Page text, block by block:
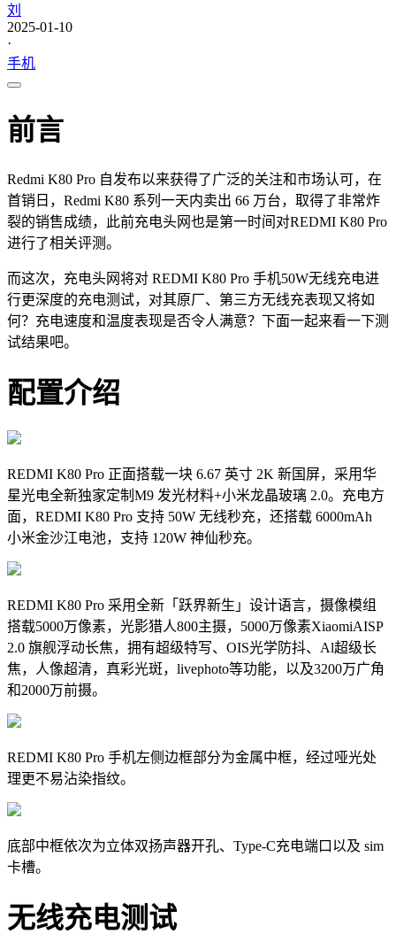
刘
2025-01-10
·
手机
前言
Redmi K80 Pro 自发布以来获得了广泛的关注和市场认可， 在
首销日，Redmi K80 系列一天内卖出 66 万台，取得了非常炸
裂的销售成绩，此前充电头网也是第一时间对REDMI K80 Pro
进行了相关评测。
而这次，充电头网将对 REDMI K80 Pro 手机50W无线充电进
行更深度的充电测试，对其原厂、第三方无线充表现又将如
何？充电速度和温度表现是否令人满意？下面一起来看一下测
试结果吧。
配置介绍
REDMI K80 Pro 正面搭载一块 6.67 英寸 2K 新国屏，采用华
星光电全新独家定制M9 发光材料+小米龙晶玻璃 2.0。充电方
面，REDMI K80 Pro 支持 50W 无线秒充，还搭载 6000mAh
小米金沙江电池，支持 120W 神仙秒充。
REDMI K80 Pro 采用全新「跃界新生」设计语言，摄像模组
搭载5000万像素， 光影猎人800主摄，5000万像素XiaomiAISP
2.0 旗舰浮动长焦，拥有超级特写、OIS光学防抖、Al超级长
焦，人像超清，真彩光斑，livephoto等功能，以及3200万广角
和2000万前摄。
REDMI K80 Pro 手机左侧边框部分为金属中框，经过哑光处
理更不易沾染指纹。
底部中框依次为立体双扬声器开孔、Type-C充电端口以及 sim
卡槽。
无线充电测试